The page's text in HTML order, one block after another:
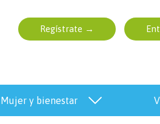
mujer y bienestar